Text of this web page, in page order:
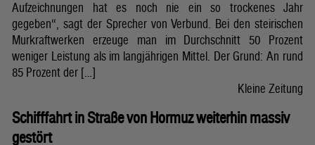
Aufzeichnungen hat es noch nie ein so trockenes Jahr
gegeben“, sagt der Sprecher von Verbund. Bei den steirischen
Murkraftwerken erzeuge man im Durchschnitt 50 Prozent
weniger Leistung als im langjährigen Mittel. Der Grund: An rund
85 Prozent der […]
Kleine Zeitung
Schifffahrt in Straße von Hormuz weiterhin massiv
gestört